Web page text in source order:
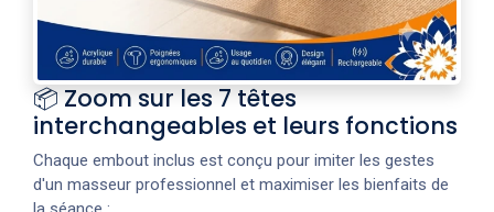
📦 Zoom sur les 7 têtes
interchangeables et leurs fonctions
Chaque embout inclus est conçu pour imiter les gestes
d'un masseur professionnel et maximiser les bienfaits de